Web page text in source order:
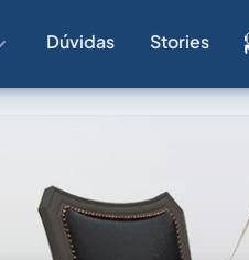
Dúvidas Stories